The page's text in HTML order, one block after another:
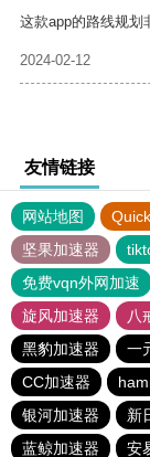
这款app的路线规划
2024-02-12
友情链接
网站地图
坚果加速器
免费vqn外网加速
旋风加速器
八
黑豹加速器
一
CC加速器
银河加速器
新
蓝鲸加速器
安